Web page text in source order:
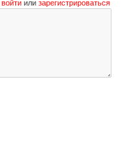
войти или зарегистрироваться